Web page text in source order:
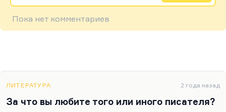
Пока нет комментариев
ЛИТЕРАТУРА 2 года назад
За что вы любите того или иного писателя?